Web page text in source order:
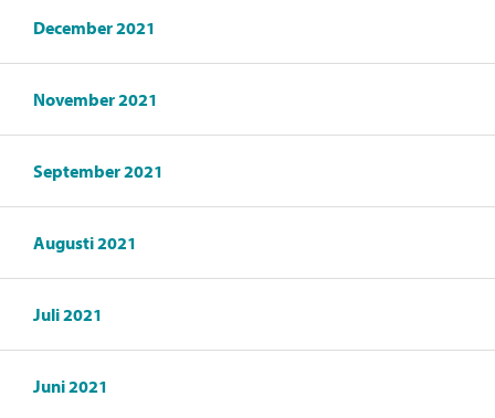
December 2021
November 2021
September 2021
Augusti 2021
Juli 2021
Juni 2021